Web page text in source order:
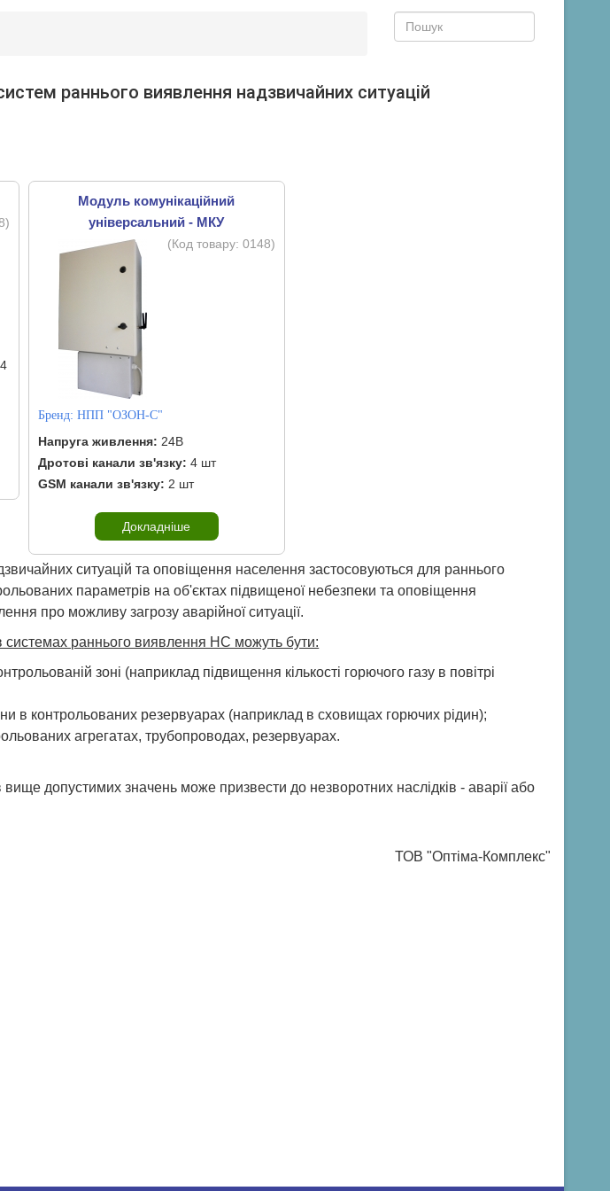
раннього виявлення надзвичайних ситуацій
)
4
Модуль комунікаційний
універсальний - МКУ
(Код товару: 0148)
Бренд: НПП "ОЗОН-С"
Напруга живлення: 24В
Дротові канали зв'язку: 4 шт
GSM канали зв'язку: 2 шт
Докладніше
ситуацій та оповіщення населення застосовуються для раннього
параметрів на об'єктах підвищеної небезпеки та оповіщення
про можливу загрозу аварійної ситуації.
раннього виявлення НС можуть бути:
зоні (наприклад підвищення кількості горючого газу в повітрі
в контрольованих резервуарах (наприклад в сховищах горючих рідин);
агрегатах, трубопроводах, резервуарах.
допустимих значень може призвести до незворотних наслідків - аварії або
ТОВ "Оптіма-Комплекс"